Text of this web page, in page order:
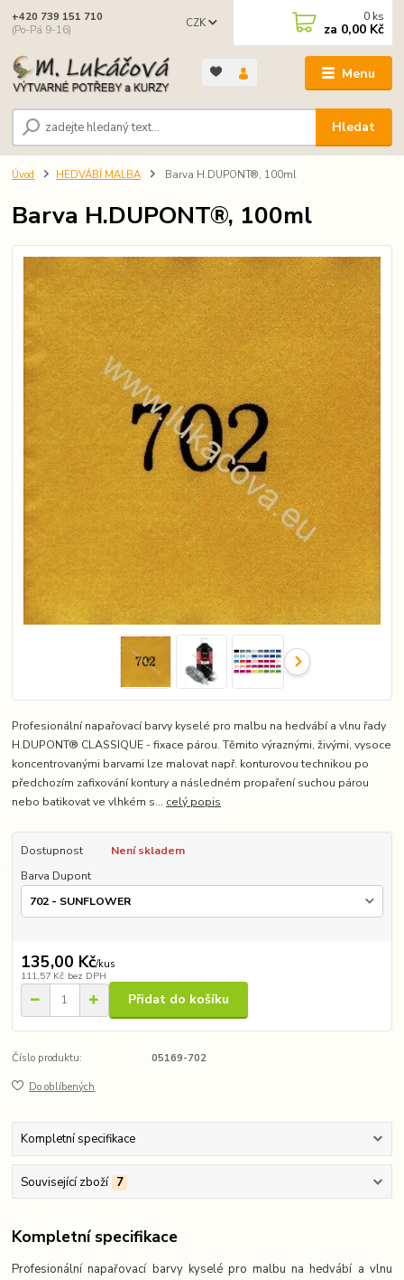
Menu
CZK
Hledat
+420 739 151 710
(Po-Pá 9-16)
0 ks
za 0,00 Kč
Úvod HEDVÁBÍ MALBA Barva H.DUPONT®, 100ml
Barva H.DUPONT®, 100ml
Profesionální napařovací barvy kyselé pro malbu na hedvábí a vlnu řady
H.DUPONT® CLASSIQUE - fixace párou. Těmito výraznými, živými, vysoce
koncentrovanými barvami lze malovat např. konturovou technikou po
předchozím zafixování kontury a následném propaření suchou párou
nebo batikovat ve vlhkém s... celý popis
Dostupnost
Není skladem
Barva Dupont
135,00 Kč/kus
111,57 Kč bez DPH
Přidat do košíku
Číslo produktu: 05169-702
Do oblíbených
Kompletní specifikace
Související zboží 7
Kompletní specifikace
Profesionální napařovací barvy kyselé pro malbu na hedvábí a vlnu